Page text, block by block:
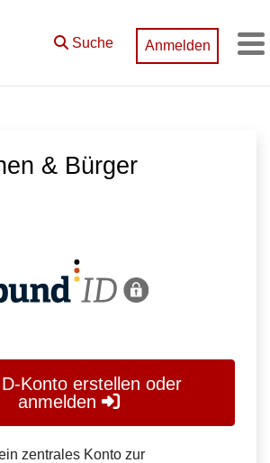
Suche Anmelden
& Bürger
Konto erstellen oder
anmelden
zentrales Konto zur